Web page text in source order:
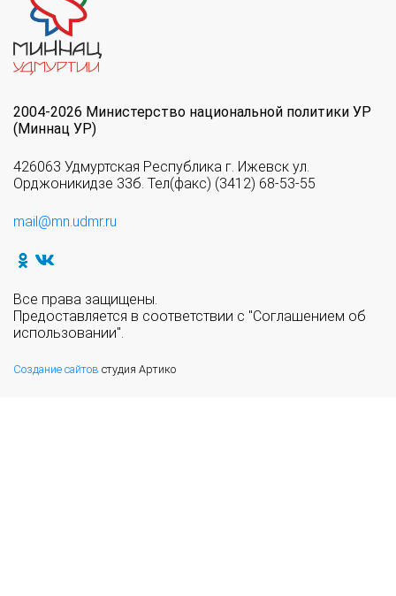
2004-2026 Министерство национальной политики УР
(Миннац УР)
426063 Удмуртская Республика г. Ижевск ул.
Орджоникидзе 33б. Тел(факс) (3412) 68-53-55
mail@mn.udmr.ru
Все права защищены.
Предоставляется в соответствии с "Соглашением об
использовании".
Создание сайтов студия Артико